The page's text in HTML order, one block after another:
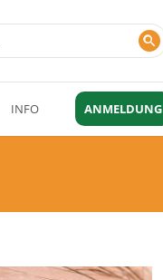
INFO ANMELDUNG